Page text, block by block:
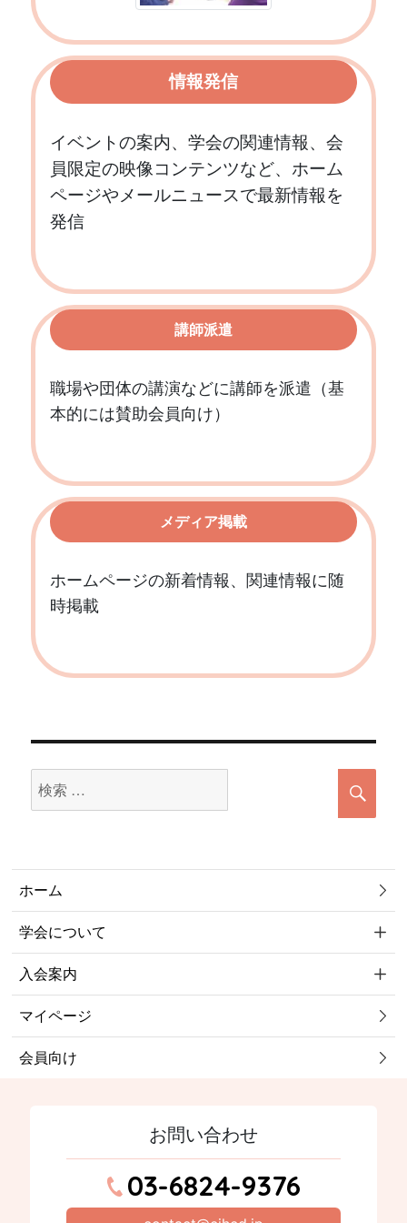
情報発信
イベントの案内、学会の関連情報、会
員限定の映像コンテンツなど、ホーム
ページやメールニュースで最新情報を
発信
講師派遣
職場や団体の講演などに講師を派遣（基
本的には賛助会員向け）
メディア掲載
ホームページの新着情報、関連情報に随
時掲載
索
ホーム
学会について
入会案内
マイページ
会員向け
お問い合わせ
03-6824-9376